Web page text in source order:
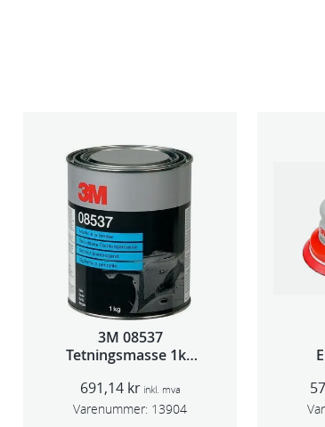
3M 08537
Tetningsmasse 1kg
691,14 kr inkl. mva
Varenummer: 13904